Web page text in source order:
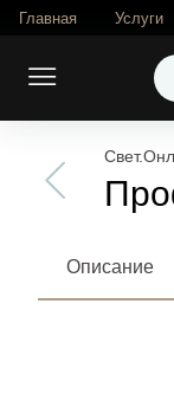
Главная Услуги
Описание